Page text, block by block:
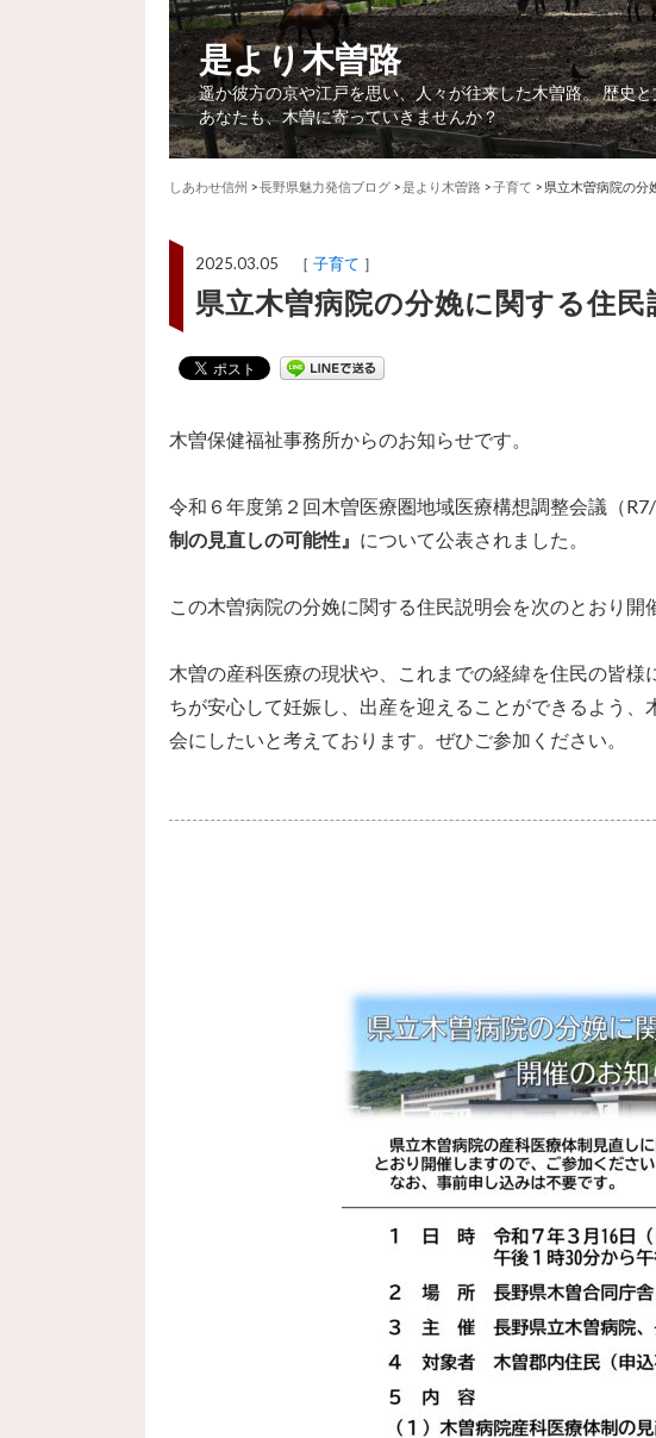
是より木曽路
遥か彼方の京や江戸を思い、人々が往来した木曽路。 歴史
あなたも、木曽に寄っていきませんか？
しあわせ信州 >長野県魅力発信ブログ >是より木曽路 >子育て > 県立木曽病院の分
2025.03.05 ［ 子育て ］
県立木曽病院の分娩に関する住
木曽保健福祉事務所からのお知らせです。
令和６年度第２回木曽医療圏地域医療構想調整会議（R7/
制の見直しの可能性』 について公表されました。
この木曽病院の分娩に関する住民説明会を次のとおり開
木曽の産科医療の現状や、これまでの経緯を住民の皆
ちが安心して妊娠し、出産を迎えることができるよう
会にしたいと考えております。ぜひご参加ください。